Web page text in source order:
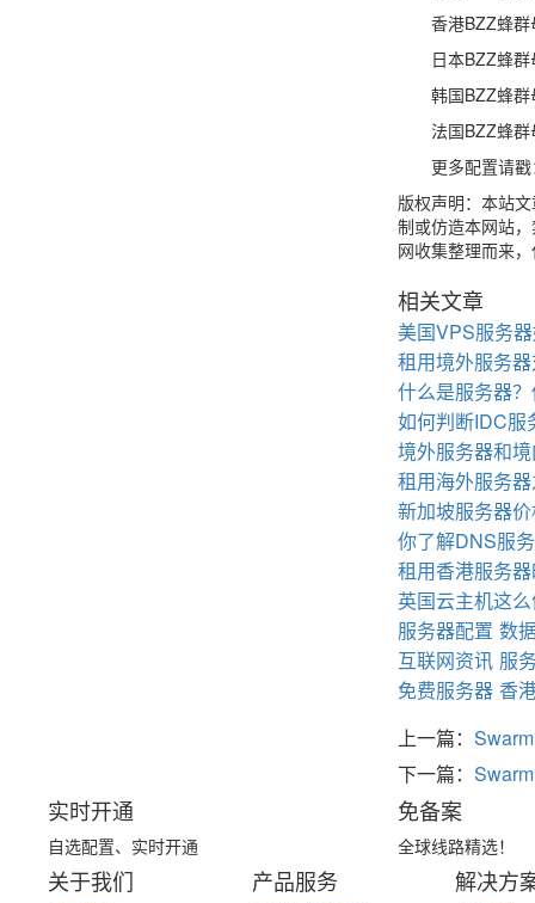
香港BZZ蜂群
日本BZZ蜂群
韩国BZZ蜂群
法国BZZ蜂群
更多配置请戳
版权声明：本站
制或仿造本网站
网收集整理而来
相关文章
美国VPS服务
租用境外服务
什么是服务器
如何判断IDC服
境外服务器和
租用海外服务
新加坡服务器
你了解DNS服
租用香港服务
英国云主机这
服务器配置 数
互联网资讯 服
免费服务器 香
上一篇：
下一篇：
实时开通
自选配置、实时开通
免备案
全球线路精选！
关于我们 产品服务 解决方